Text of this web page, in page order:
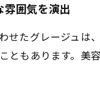
雰囲気を演出
せたグレージュは
ともあります。美